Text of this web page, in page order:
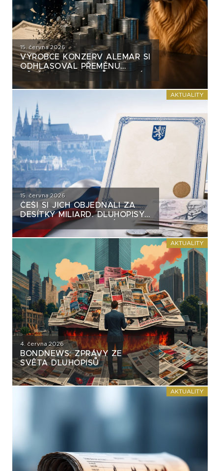
15. června 2026
VÝROBCE KONZERV ALEMAR SI
ODHLASOVAL PŘEMĚNU
VĚTŠINY DLUHOPISŮ. VZNIKÁ
NA TRHU NEBEZPEČNÝ
AKTUALITY
15. června 2026
ČEŠI SI JICH OBJEDNALI ZA
DESÍTKY MILIARD. DLUHOPISY
REPUBLIKY NASTAVUJÍ
FIREMNÍM EMISÍM NEPŘÍJEMNÉ
AKTUALITY
4. června 2026
BONDNEWS: ZPRÁVY ZE
SVĚTA DLUHOPISŮ
AKTUALITY